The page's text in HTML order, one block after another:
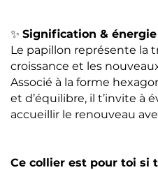
✨ Signification & énergie
Le papillon représente la
croissance et les
Associé à la forme
et d’équilibre, il t’invite à
accueillir le renouveau
Ce collier est pour toi si